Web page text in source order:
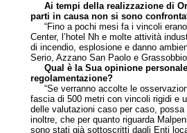
Ai tempi della realizzazione di
parti in causa non si sono
“Fino a pochi mesi fa i vincoli erano
Center, l’hotel Nh e molte attività
di incendio, esplosione e danno
Serio, Azzano San Paolo e
Qual è la Sua opinione
regolamentazione?
“Se verranno accolte le
fascia di 500 metri con vincoli rigidi e
delle valutazioni caso per caso,
inoltre, che per quanto riguarda
sono stati già sottoscritti dagli Enti